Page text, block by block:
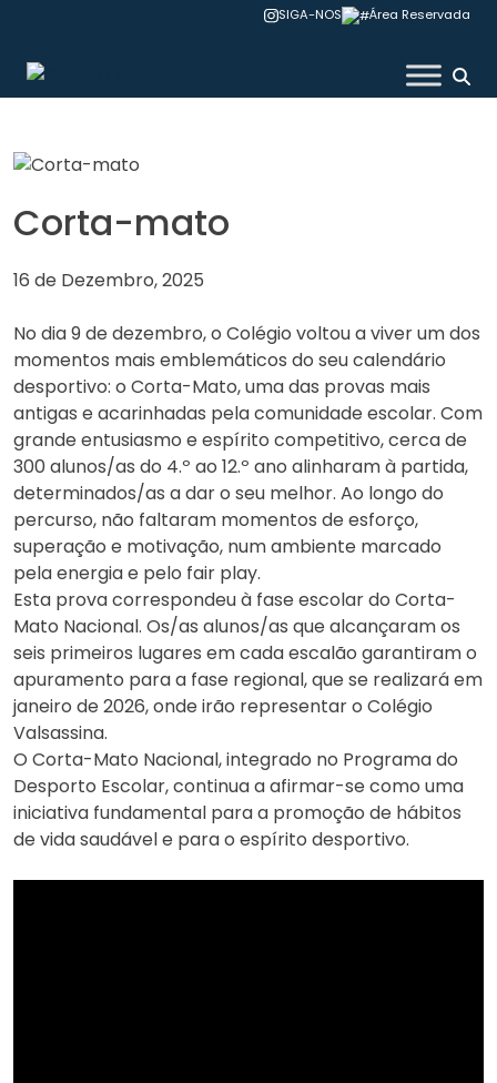
content
SIGA-NOS Área Reservada
Colégio Valsassina
Corta-mato
16 de Dezembro, 2025
No dia 9 de dezembro, o Colégio voltou a viver um dos
momentos mais emblemáticos do seu calendário
desportivo: o Corta-Mato, uma das provas mais
antigas e acarinhadas pela comunidade escolar. Com
grande entusiasmo e espírito competitivo, cerca de
300 alunos/as do 4.º ao 12.º ano alinharam à partida,
determinados/as a dar o seu melhor. Ao longo do
percurso, não faltaram momentos de esforço,
superação e motivação, num ambiente marcado
pela energia e pelo fair play.
Esta prova correspondeu à fase escolar do Corta-
Mato Nacional. Os/as alunos/as que alcançaram os
seis primeiros lugares em cada escalão garantiram o
apuramento para a fase regional, que se realizará em
janeiro de 2026, onde irão representar o Colégio
Valsassina.
O Corta-Mato Nacional, integrado no Programa do
Desporto Escolar, continua a afirmar-se como uma
iniciativa fundamental para a promoção de hábitos
de vida saudável e para o espírito desportivo.